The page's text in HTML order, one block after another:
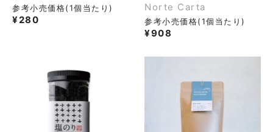
参考小売価格(1個当たり)
¥280
Norte Carta
参考小売価格(1個当たり)
¥908